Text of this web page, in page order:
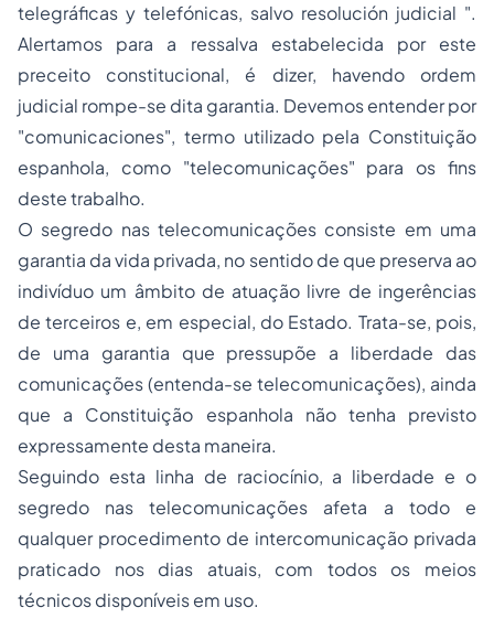
telegráficas y telefónicas, salvo resolución judicial ".
Alertamos para a ressalva estabelecida por este
preceito constitucional, é dizer, havendo ordem
judicial rompe-se dita garantia. Devemos entender por
"comunicaciones", termo utilizado pela Constituição
espanhola, como "telecomunicações" para os fins
deste trabalho.
O segredo nas telecomunicações consiste em uma
garantia da vida privada, no sentido de que preserva ao
indivíduo um âmbito de atuação livre de ingerências
de terceiros e, em especial, do Estado. Trata-se, pois,
de uma garantia que pressupõe a liberdade das
comunicações (entenda-se telecomunicações), ainda
que a Constituição espanhola não tenha previsto
expressamente desta maneira.
Seguindo esta linha de raciocínio, a liberdade e o
segredo nas telecomunicações afeta a todo e
qualquer procedimento de intercomunicação privada
praticado nos dias atuais, com todos os meios
técnicos disponíveis em uso.